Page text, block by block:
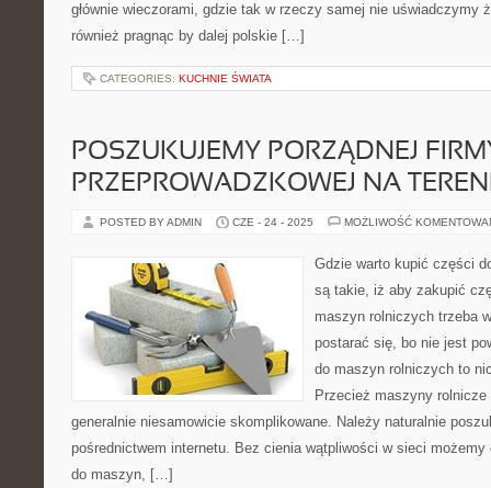
głównie wieczorami, gdzie tak w rzeczy samej nie uświadczymy
również pragnąc by dalej polskie […]
CATEGORIES: KUCHNIE ŚWIATA
POSZUKUJEMY PORZĄDNEJ
PRZEPROWADZKOWEJ NA
POSTED BY ADMIN CZE - 24 - 2025 MOŻLIWOŚĆ
Gdzie warto kupić części
są takie, iż aby zakupić
maszyn rolniczych trzeba
postarać się, bo nie jest
do maszyn rolniczych to
Przecież maszyny
generalnie niesamowicie skomplikowane. Należy naturalnie
pośrednictwem internetu. Bez cienia wątpliwości w sieci
do maszyn, […]